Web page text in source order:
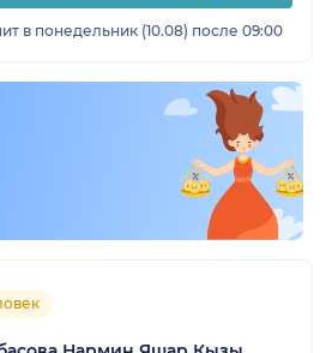
в понедельник (10.08) после 09:00